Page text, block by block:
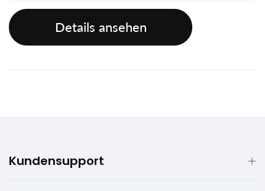
Details ansehen
Kundensupport